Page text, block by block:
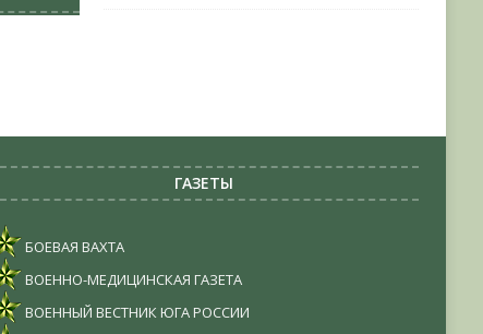
ГАЗЕТЫ
БОЕВАЯ ВАХТА
ВОЕННО-МЕДИЦИНСКАЯ ГАЗЕТА
ВОЕННЫЙ ВЕСТНИК ЮГА РОССИИ